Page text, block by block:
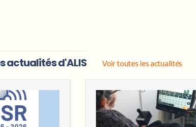
actualités d'ALIS Voir toutes les actualités